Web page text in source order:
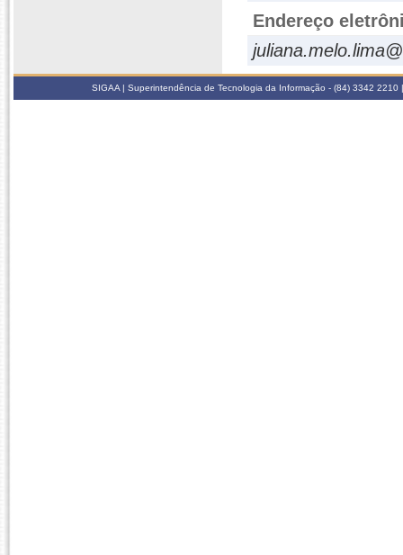
Endereço
SIGAA | Superintendência de Tecnologia da Informação - (84) 3342